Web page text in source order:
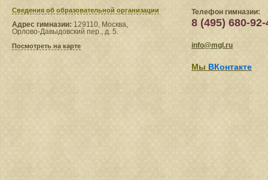
Сведения​ об образовательной организации
Адрес гимназии: 129110, Москва,
Орлово-Давыдовский пер., д. 5.
Посмотреть на карте
Телефон гимназии:
8 (495) 680-92-
info@mgl.ru
Мы ВКонтакте